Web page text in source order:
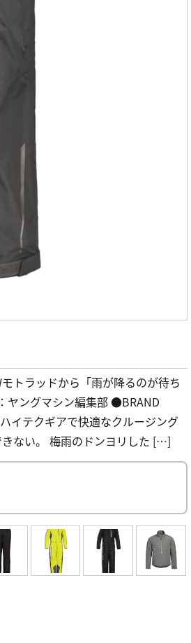
トラッドから「雨が降るのが待ち
ヤングマシン編集部 ●BRAND
イテクギアで快適なクルージング
ない。 梅雨のドンヨリした […]